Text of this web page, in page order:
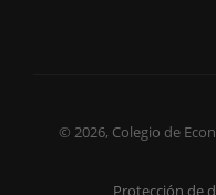
© 2026, Colegio de
Protección de